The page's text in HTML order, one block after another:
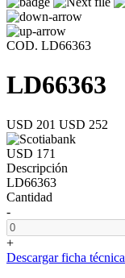
COD. LD66363
LD66363
USD 201 USD 252
USD 171
Descripción
LD66363
Cantidad
-
+
Descargar ficha técnica